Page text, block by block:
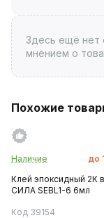
Здесь ещё нет
мнением о
Похожие
Наличие до
Клей эпоксидный 2К
СИЛА SEBL1-6 6мл
Код 39154